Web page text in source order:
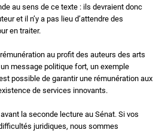
au sens de ce texte : ils devraient donc
et il n’y a pas lieu d’attendre des
en traiter.
au profit des auteurs des arts
message politique fort, un exemple
possible de garantir une rémunération aux
de services innovants.
la seconde lecture au Sénat. Si vos
juridiques, nous sommes